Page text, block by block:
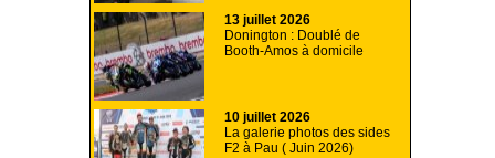
13 juillet 2026
Donington : Doublé de
Booth-Amos à domicile
10 juillet 2026
La galerie photos des sides
F2 à Pau ( Juin 2026)